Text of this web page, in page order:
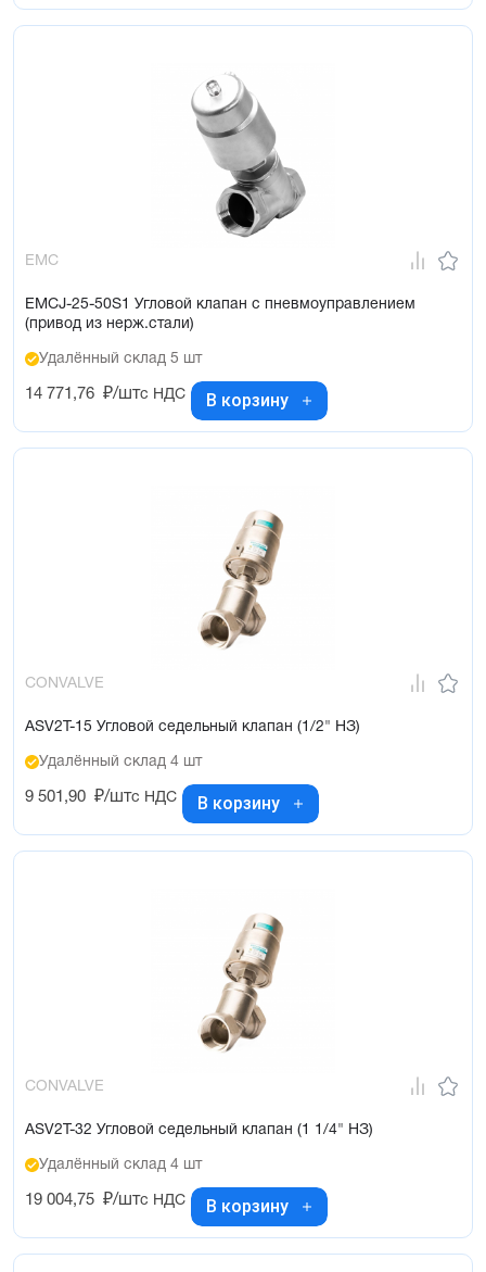
EMC
EMCJ-25-50S1 Угловой клапан с пневмоуправлением
(привод из нерж.стали)
Удалённый склад 5 шт
14 771,76 ₽/штс НДС В корзину
CONVALVE
ASV2T-15 Угловой седельный клапан (1/2" НЗ)
Удалённый склад 4 шт
9 501,90 ₽/штс НДС В корзину
CONVALVE
ASV2T-32 Угловой седельный клапан (1 1/4" НЗ)
Удалённый склад 4 шт
19 004,75 ₽/штс НДС В корзину